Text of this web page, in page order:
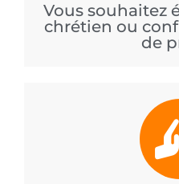
Vous souhaitez
chrétien ou
de